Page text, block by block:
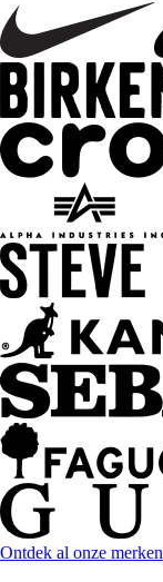
Ontdek al onze merken